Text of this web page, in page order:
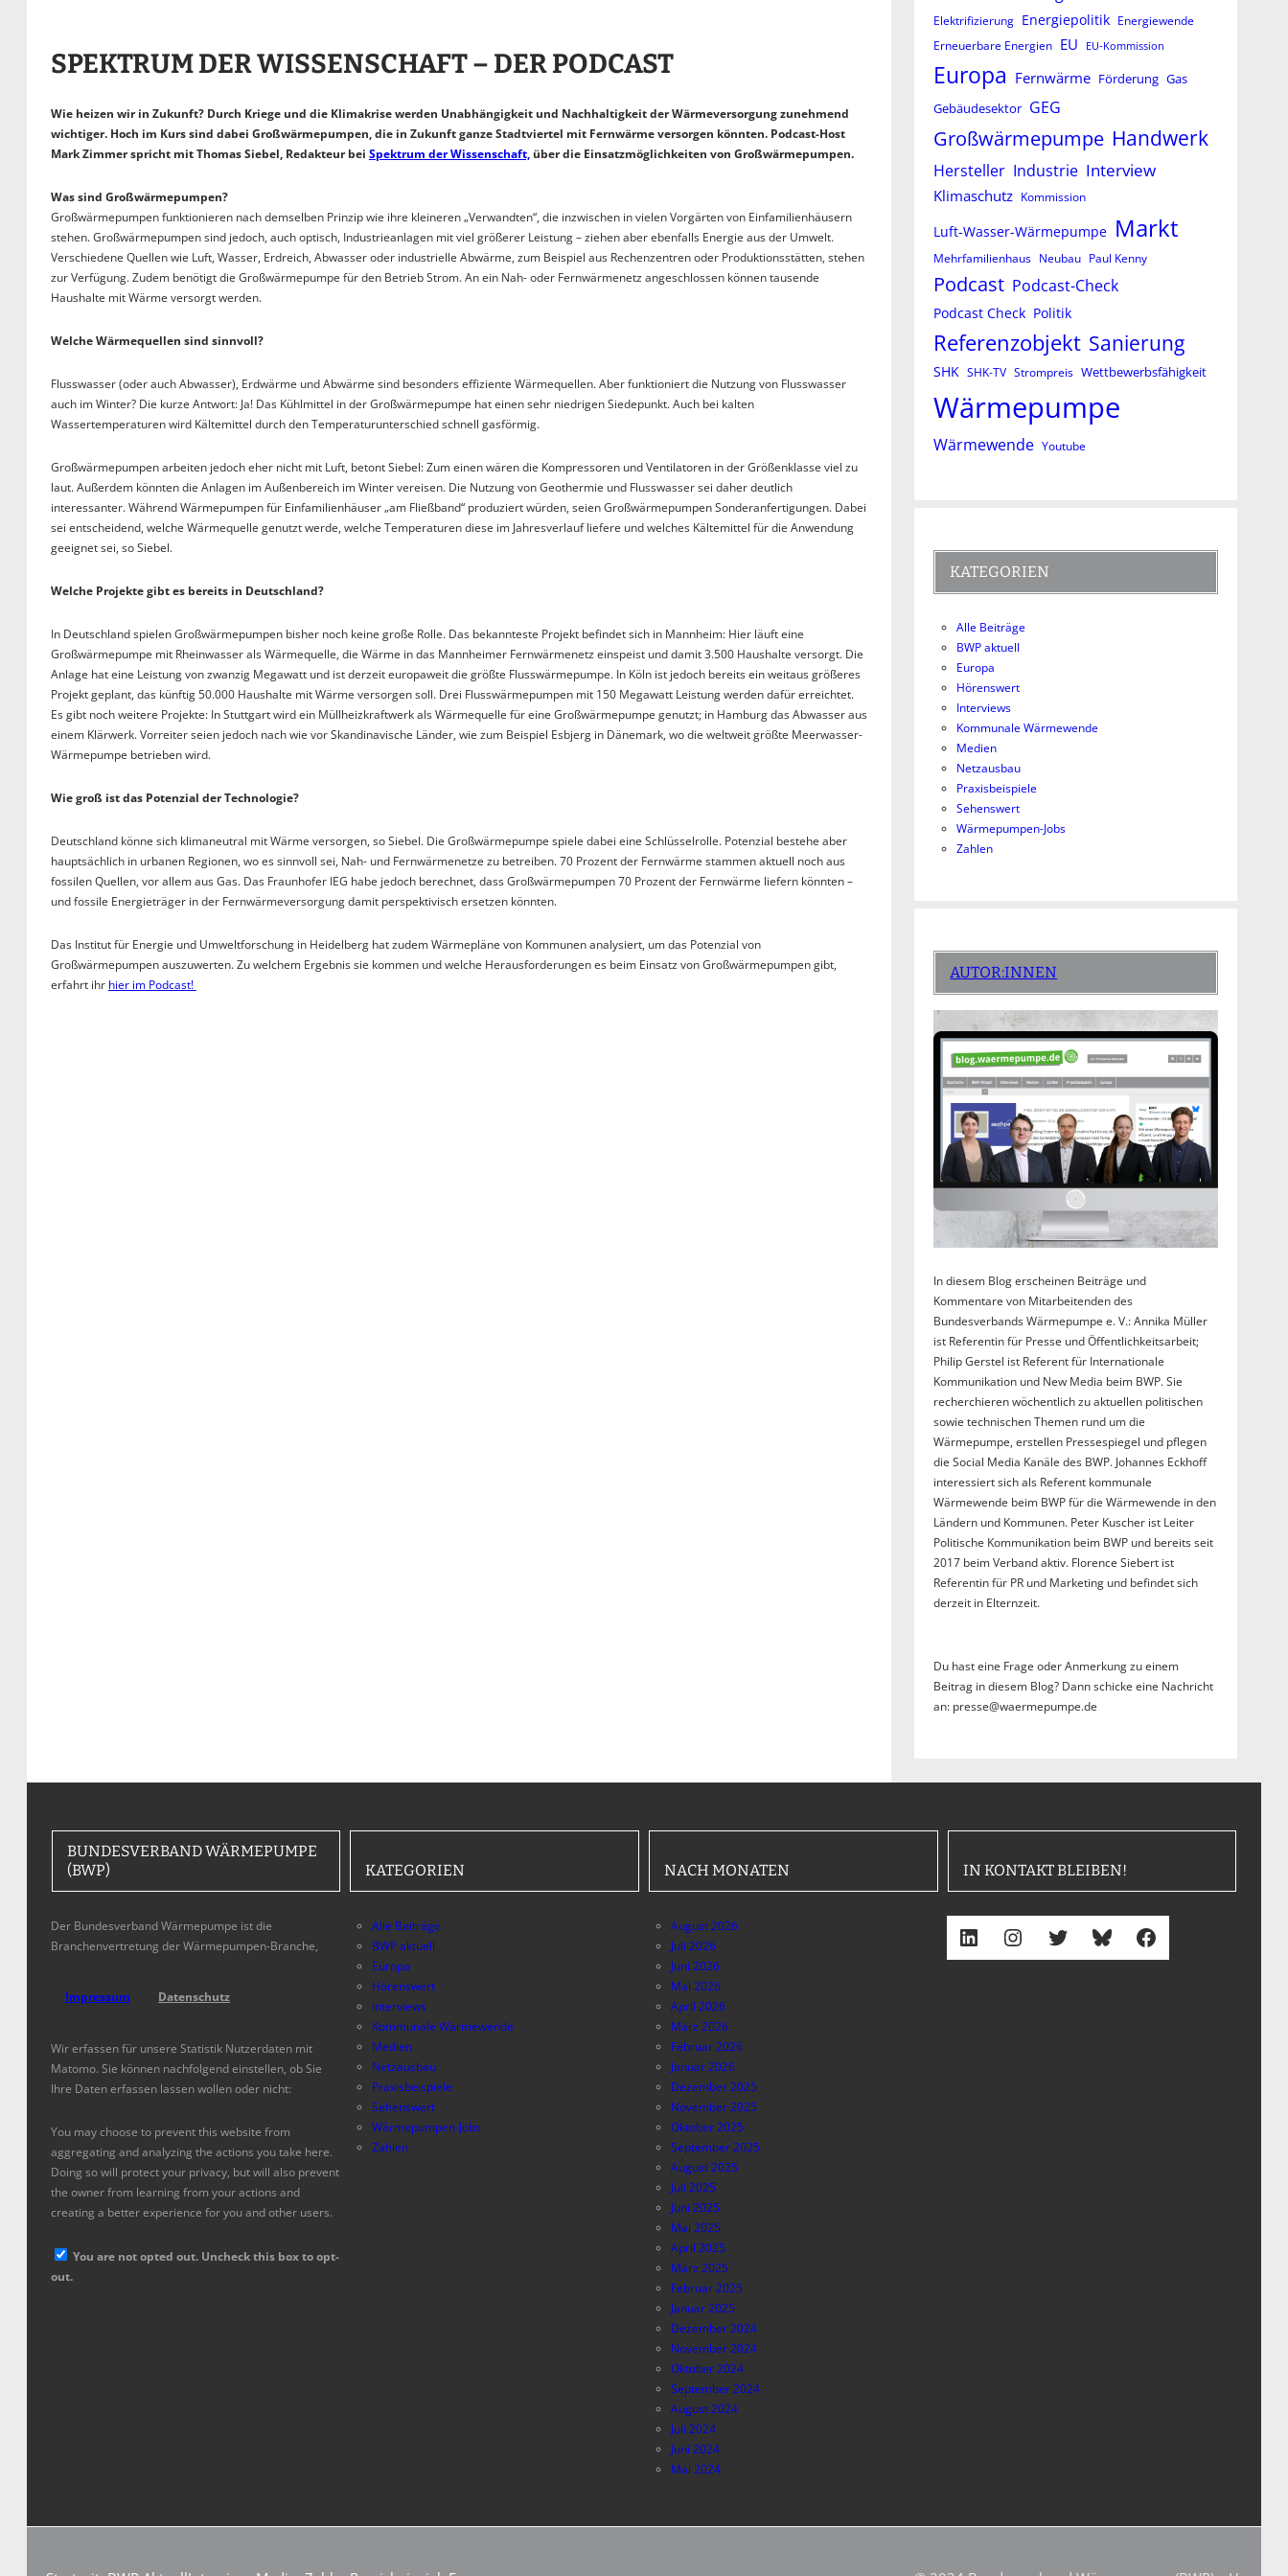
SPEKTRUM DER WISSENSCHAFT – DER PODCAST
Wie heizen wir in Zukunft? Durch Kriege und die Klimakrise werden Unabhängigkeit und Nachhaltigkeit der Wärmeversorgung zunehmend
wichtiger. Hoch im Kurs sind dabei Großwärmepumpen, die in Zukunft ganze Stadtviertel mit Fernwärme versorgen könnten. Podcast-Host
Mark Zimmer spricht mit Thomas Siebel, Redakteur bei Spektrum der Wissenschaft,über die Einsatzmöglichkeiten von Großwärmepumpen.
Was sind Großwärmepumpen?
Großwärmepumpen funktionieren nach demselben Prinzip wie ihre kleineren „Verwandten“, die inzwischen in vielen Vorgärten von Einfamilienhäusern
stehen. Großwärmepumpen sind jedoch, auch optisch, Industrieanlagen mit viel größerer Leistung – ziehen aber ebenfalls Energie aus der Umwelt.
Verschiedene Quellen wie Luft, Wasser, Erdreich, Abwasser oder industrielle Abwärme, zum Beispiel aus Rechenzentren oder Produktionsstätten, stehen
zur Verfügung. Zudem benötigt die Großwärmepumpe für den Betrieb Strom. An ein Nah- oder Fernwärmenetz angeschlossen können tausende
Haushalte mit Wärme versorgt werden.
Welche Wärmequellen sind sinnvoll?
Flusswasser (oder auch Abwasser), Erdwärme und Abwärme sind besonders effiziente Wärmequellen. Aber funktioniert die Nutzung von Flusswasser
auch im Winter? Die kurze Antwort: Ja! Das Kühlmittel in der Großwärmepumpe hat einen sehr niedrigen Siedepunkt. Auch bei kalten
Wassertemperaturen wird Kältemittel durch den Temperaturunterschied schnell gasförmig.
Großwärmepumpen arbeiten jedoch eher nicht mit Luft, betont Siebel: Zum einen wären die Kompressoren und Ventilatoren in der Größenklasse viel zu
laut. Außerdem könnten die Anlagen im Außenbereich im Winter vereisen. Die Nutzung von Geothermie und Flusswasser sei daher deutlich
interessanter. Während Wärmepumpen für Einfamilienhäuser „am Fließband“ produziert würden, seien Großwärmepumpen Sonderanfertigungen. Dabei
sei entscheidend, welche Wärmequelle genutzt werde, welche Temperaturen diese im Jahresverlauf liefere und welches Kältemittel für die Anwendung
geeignet sei, so Siebel.
Welche Projekte gibt es bereits in Deutschland?
In Deutschland spielen Großwärmepumpen bisher noch keine große Rolle. Das bekannteste Projekt befindet sich in Mannheim: Hier läuft eine
Großwärmepumpe mit Rheinwasser als Wärmequelle, die Wärme in das Mannheimer Fernwärmenetz einspeist und damit 3.500 Haushalte versorgt. Die
Anlage hat eine Leistung von zwanzig Megawatt und ist derzeit europaweit die größte Flusswärmepumpe. In Köln ist jedoch bereits ein weitaus größeres
Projekt geplant, das künftig 50.000 Haushalte mit Wärme versorgen soll. Drei Flusswärmepumpen mit 150 Megawatt Leistung werden dafür erreichtet.
Es gibt noch weitere Projekte: In Stuttgart wird ein Müllheizkraftwerk als Wärmequelle für eine Großwärmepumpe genutzt; in Hamburg das Abwasser aus
einem Klärwerk. Vorreiter seien jedoch nach wie vor Skandinavische Länder, wie zum Beispiel Esbjerg in Dänemark, wo die weltweit größte Meerwasser-
Wärmepumpe betrieben wird.
Wie groß ist das Potenzial der Technologie?
Deutschland könne sich klimaneutral mit Wärme versorgen, so Siebel. Die Großwärmepumpe spiele dabei eine Schlüsselrolle. Potenzial bestehe aber
hauptsächlich in urbanen Regionen, wo es sinnvoll sei, Nah- und Fernwärmenetze zu betreiben. 70 Prozent der Fernwärme stammen aktuell noch aus
fossilen Quellen, vor allem aus Gas. Das Fraunhofer IEG habe jedoch berechnet, dass Großwärmepumpen 70 Prozent der Fernwärme liefern könnten –
und fossile Energieträger in der Fernwärmeversorgung damit perspektivisch ersetzen könnten.
Das Institut für Energie und Umweltforschung in Heidelberg hat zudem Wärmepläne von Kommunen analysiert, um das Potenzial von
Großwärmepumpen auszuwerten. Zu welchem Ergebnis sie kommen und welche Herausforderungen es beim Einsatz von Großwärmepumpen gibt,
erfahrt ihr hier im Podcast!
Elektrifizierung Energiepolitik Energiewende
Erneuerbare Energien EU EU-Kommission
Europa Fernwärme Förderung Gas
Gebäudesektor GEG
Großwärmepumpe Handwerk
Hersteller Industrie Interview
Klimaschutz Kommission
Luft-Wasser-Wärmepumpe Markt
Mehrfamilienhaus Neubau Paul Kenny
Podcast Podcast-Check
Podcast Check Politik
Referenzobjekt Sanierung
SHK SHK-TV Strompreis Wettbewerbsfähigkeit
Wärmepumpe
Wärmewende Youtube
KATEGORIEN
Alle Beiträge
BWP aktuell
Europa
Hörenswert
Interviews
Kommunale Wärmewende
Medien
Netzausbau
Praxisbeispiele
Sehenswert
Wärmepumpen-Jobs
Zahlen
AUTOR:INNEN
In diesem Blog erscheinen Beiträge und
Kommentare von Mitarbeitenden des
Bundesverbands Wärmepumpe e. V.: Annika Müller
ist Referentin für Presse und Öffentlichkeitsarbeit;
Philip Gerstel ist Referent für Internationale
Kommunikation und New Media beim BWP. Sie
recherchieren wöchentlich zu aktuellen politischen
sowie technischen Themen rund um die
Wärmepumpe, erstellen Pressespiegel und pflegen
die Social Media Kanäle des BWP. Johannes Eckhoff
interessiert sich als Referent kommunale
Wärmewende beim BWP für die Wärmewende in den
Ländern und Kommunen. Peter Kuscher ist Leiter
Politische Kommunikation beim BWP und bereits seit
2017 beim Verband aktiv. Florence Siebert ist
Referentin für PR und Marketing und befindet sich
derzeit in Elternzeit.
Du hast eine Frage oder Anmerkung zu einem
Beitrag in diesem Blog? Dann schicke eine Nachricht
an: presse@waermepumpe.de
BUNDESVERBAND WÄRMEPUMPE
(BWP)
Der Bundesverband Wärmepumpe ist die
Branchenvertretung der Wärmepumpen-Branche,
Impressum Datenschutz
Wir erfassen für unsere Statistik Nutzerdaten mit
Matomo. Sie können nachfolgend einstellen, ob Sie
Ihre Daten erfassen lassen wollen oder nicht:
You may choose to prevent this website from
aggregating and analyzing the actions you take here.
Doing so will protect your privacy, but will also prevent
the owner from learning from your actions and
creating a better experience for you and other users.
You are not opted out. Uncheck this box to opt-
out.
KATEGORIEN
Alle Beiträge
BWP aktuell
Europa
Hörenswert
Interviews
Kommunale Wärmewende
Medien
Netzausbau
Praxisbeispiele
Sehenswert
Wärmepumpen-Jobs
Zahlen
NACH MONATEN
August 2026
Juli 2026
Juni 2026
Mai 2026
April 2026
März 2026
Februar 2026
Januar 2026
Dezember 2025
November 2025
Oktober 2025
September 2025
August 2025
Juli 2025
Juni 2025
Mai 2025
April 2025
März 2025
Februar 2025
Januar 2025
Dezember 2024
November 2024
Oktober 2024
September 2024
August 2024
Juli 2024
Juni 2024
Mai 2024
IN KONTAKT BLEIBEN!
LinkedIn Instagram Twitter Bluesky Facebook